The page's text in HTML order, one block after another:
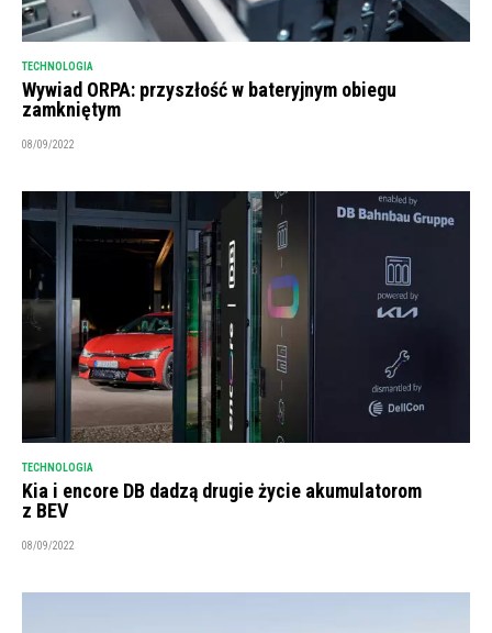
TECHNOLOGIA
Wywiad ORPA: przyszłość w bateryjnym obiegu
zamkniętym
08/09/2022
TECHNOLOGIA
Kia i encore DB dadzą drugie życie akumulatorom
z BEV
08/09/2022